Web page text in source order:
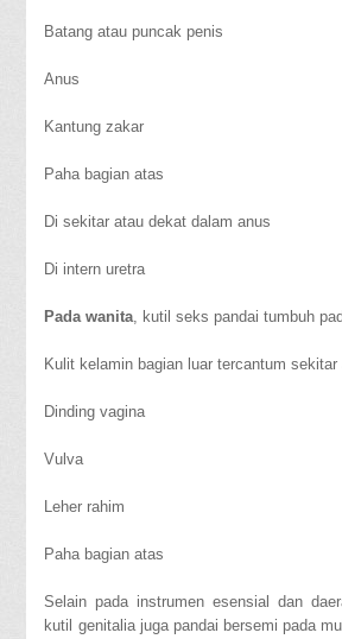
Batang atau puncak penis
Anus
Kantung zakar
Paha bagian atas
Di sekitar atau dekat dalam anus
Di intern uretra
Pada wanita, kutil seks pandai tumbuh
Kulit kelamin bagian luar tercantum sekitar
Dinding vagina
Vulva
Leher rahim
Paha bagian atas
Selain pada instrumen esensial dan
kutil genitalia juga pandai bersemi pada